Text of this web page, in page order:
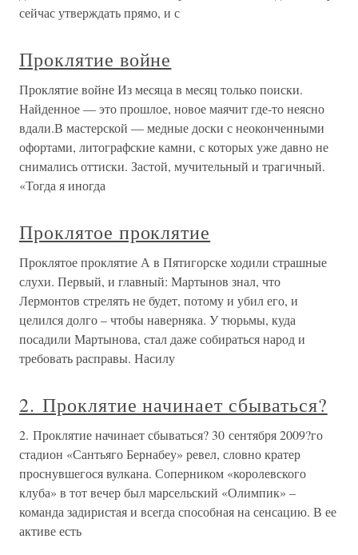
сейчас утверждать прямо, и с
Проклятие войне
Проклятие войне Из месяца в месяц только поиски.
Найденное — это прошлое, новое маячит где-то неясно
вдали.В мастерской — медные доски с неоконченными
офортами, литографские камни, с которых уже давно не
снимались оттиски. Застой, мучительный и трагичный.
«Тогда я иногда
Проклятое проклятие
Проклятое проклятие А в Пятигорске ходили страшные
слухи. Первый, и главный: Мартынов знал, что
Лермонтов стрелять не будет, потому и убил его, и
целился долго – чтобы наверняка. У тюрьмы, куда
посадили Мартынова, стал даже собираться народ и
требовать расправы. Насилу
2. Проклятие начинает сбываться?
2. Проклятие начинает сбываться? 30 сентября 2009?го
стадион «Сантьяго Бернабеу» ревел, словно кратер
проснувшегося вулкана. Соперником «королевского
клуба» в тот вечер был марсельский «Олимпик» –
команда задиристая и всегда способная на сенсацию. В ее
активе есть